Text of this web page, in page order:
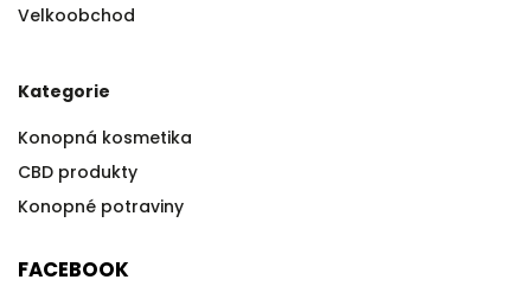
Velkoobchod
Kategorie
Konopná kosmetika
CBD produkty
Konopné potraviny
FACEBOOK